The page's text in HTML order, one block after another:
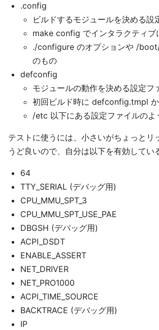
.config
ビルドするモジュールを決める設
make config でインタラクティブ
./configure のオプションや /
のもの
defconfig
モジュールの動作を決める設定フ
初回ビルド時に defconfig.tmpl
/etc 以下にある設定ファイルのよ
テストに使うには、小さいがちょっとリ
うど良いので、自分は以下を有効してい
64
TTY_SERIAL (デバッグ用)
CPU_MMU_SPT_3
CPU_MMU_SPT_USE_PAE
DBGSH (デバッグ用)
ACPI_DSDT
ENABLE_ASSERT
NET_DRIVER
NET_PRO1000
ACPI_TIME_SOURCE
BACKTRACE (デバッグ用)
IP